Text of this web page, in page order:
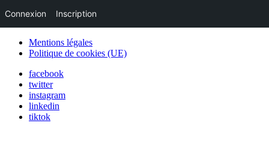
Mentions légales
Politique de cookies (UE)
facebook
twitter
instagram
linkedin
tiktok
Connexion Inscription